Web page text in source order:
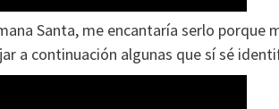
Santa, me encantaría serlo porque
a continuación algunas que sí sé